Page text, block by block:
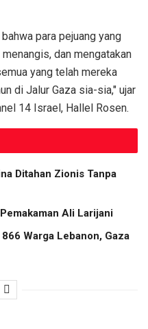
para pejuang yang
dan mengatakan
yang telah mereka
di Jalur Gaza sia-sia," ujar
14 Israel, Hallel Rosen.
Ditahan Zionis Tanpa
Ali Larijani
Warga Lebanon, Gaza